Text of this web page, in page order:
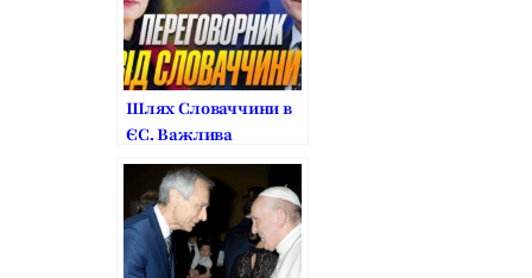
Шлях Словаччини в
ЄС. Важлива
Інформація для
УКРАЇНИ на шляху
до ЄВРОСОЮЗУ.
Переговорник Ян
Фігель